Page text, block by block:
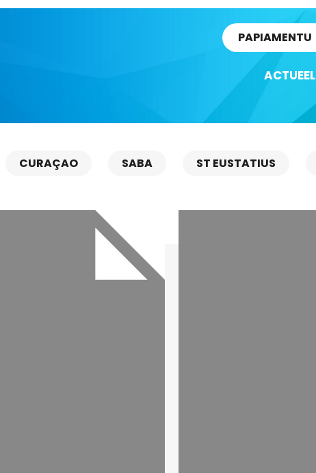
PAPIAMENTU
ACTUEEL
CURAÇAO SABA ST EUSTATIUS